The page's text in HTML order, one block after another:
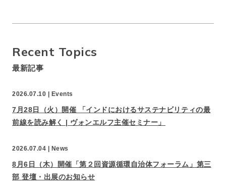
Recent Topics
最新記事
2026.07.10 | Events
7月28日（火）開催 「インドにおけるサステナビリティの最
前線を読み解く | ヴォンエルフ主催セミナー」
2026.07.04 | News
8月6日（木）開催「第２回資源循環自治体フォーラム」第三
部 登壇・出展のお知らせ